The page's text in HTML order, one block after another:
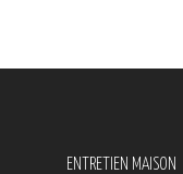
ENTRETIEN MAISON